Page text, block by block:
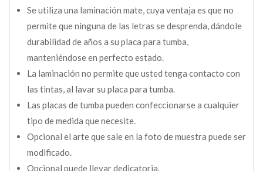
Se utiliza una laminación mate, cuya ventaja es que no
permite que ninguna de las letras se desprenda, dándole
durabilidad de años a su placa para tumba,
manteniéndose en perfecto estado.
La laminación no permite que usted tenga contacto con
las tintas, al lavar su placa para tumba.
Las placas de tumba pueden confeccionarse a cualquier
tipo de medida que necesite.
Opcional el arte que sale en la foto de muestra puede ser
modificado.
Opcional puede llevar dedicatoria.